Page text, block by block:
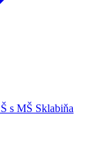
s MŠ Sklabiňa